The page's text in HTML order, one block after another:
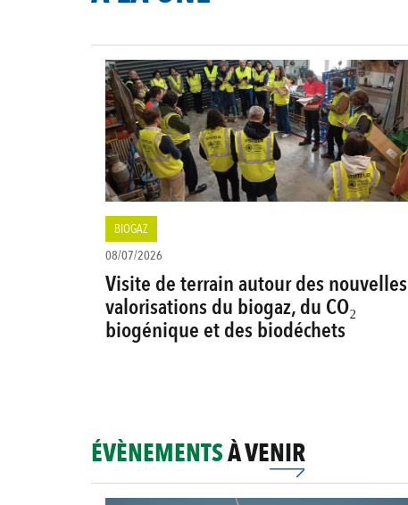
BIOGAZ
08/07/2026
Visite de terrain autour des nouvelles
valorisations du biogaz, du CO₂
biogénique et des biodéchets
ÉVÈNEMENTSÀ VENIR